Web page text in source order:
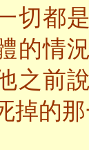
切都
的情
之前
掉的